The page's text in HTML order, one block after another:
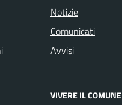
Notizie
Comunicati
Avvisi
VIVERE IL COMUNE